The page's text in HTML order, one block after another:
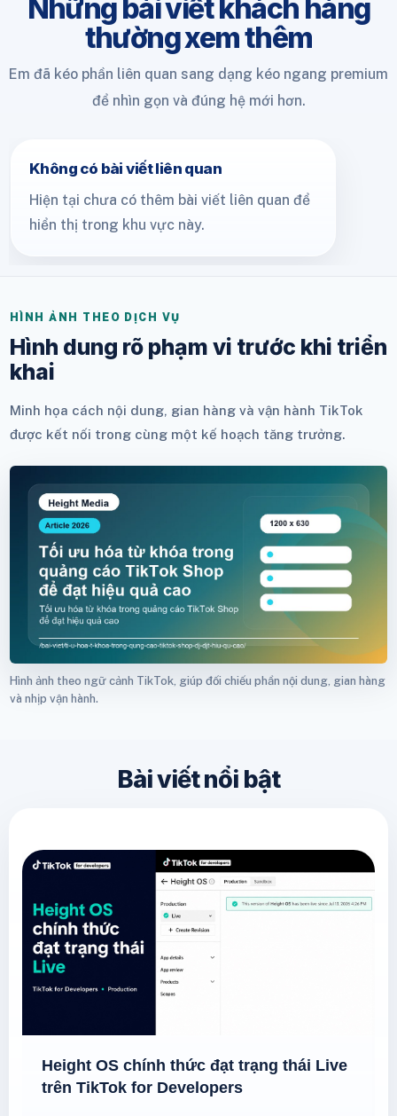
Những bài viết khách hàng
thường xem thêm
Em đã kéo phần liên quan sang dạng kéo ngang premium
để nhìn gọn và đúng hệ mới hơn.
Không có bài viết liên quan
Hiện tại chưa có thêm bài viết liên quan để
hiển thị trong khu vực này.
HÌNH ẢNH THEO DỊCH VỤ
Hình dung rõ phạm vi trước khi triển
khai
Minh họa cách nội dung, gian hàng và vận hành TikTok
được kết nối trong cùng một kế hoạch tăng trưởng.
Hình ảnh theo ngữ cảnh TikTok, giúp đối chiếu phần nội dung, gian hàng
và nhịp vận hành.
Bài viết nổi bật
Height OS chính thức đạt trạng thái Live
trên TikTok for Developers